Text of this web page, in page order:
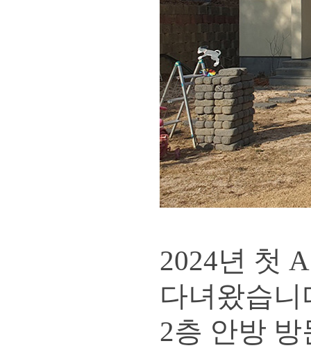
2024년 첫
다녀왔습니
2층 안방